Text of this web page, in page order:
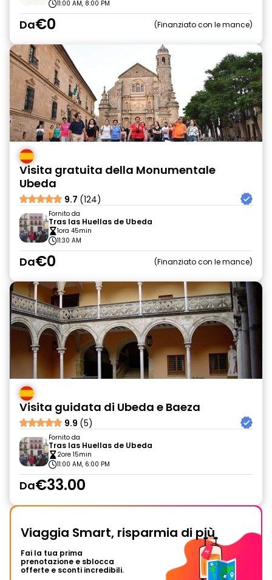
11:00 AM, 8:00 PM
Da€0 Finanziato con le mance
Visita gratuita della Monumentale
Ubeda
9.7 (124)
Fornito da
Tras las Huellas de Ubeda
1ora 45min
11:30 AM
Da€0 Finanziato con le mance
Visita guidata di Ubeda e Baeza
9.9 (5)
Fornito da
Tras las Huellas de Ubeda
2ore 15min
11:00 AM, 6:00 PM
Da€33.00
Viaggia Smart, risparmia di più
Fai la tua prima
prenotazione e sblocca
offerte e sconti incredibili.